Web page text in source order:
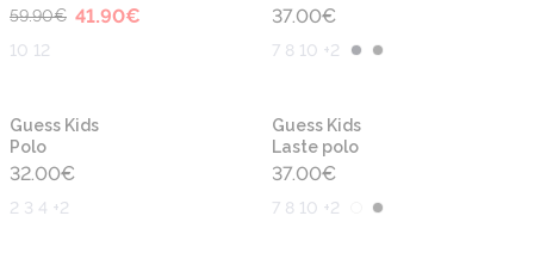
59.90€ 41.90€
10 12
37.00€
7 8 10 +2
Guess Kids
Polo
32.00€
2 3 4 +2
Guess Kids
Laste polo
37.00€
7 8 10 +2